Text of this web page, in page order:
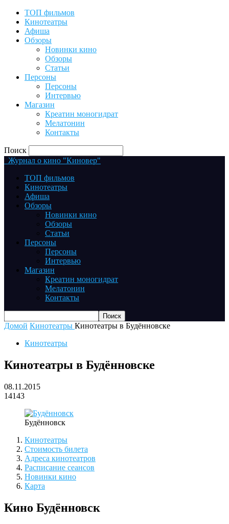
ТОП фильмов
Кинотеатры
Афиша
Обзоры
Новинки кино
Обзоры
Статьи
Персоны
Персоны
Интервью
Магазин
Креатин моногидрат
Мелатонин
Контакты
Поиск
Журнал о кино "Киновер"
ТОП фильмов
Кинотеатры
Афиша
Обзоры
Новинки кино
Обзоры
Статьи
Персоны
Персоны
Интервью
Магазин
Креатин моногидрат
Мелатонин
Контакты
Домой Кинотеатры Кинотеатры в Будённовске
Кинотеатры
Кинотеатры в Будённовске
08.11.2015
14143
Будённовск
Кинотеатры
Стоимость билета
Адреса кинотеатров
Расписание сеансов
Новинки кино
Карта
Кино Будённовск